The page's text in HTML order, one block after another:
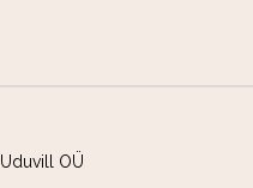
Uduvill OÜ